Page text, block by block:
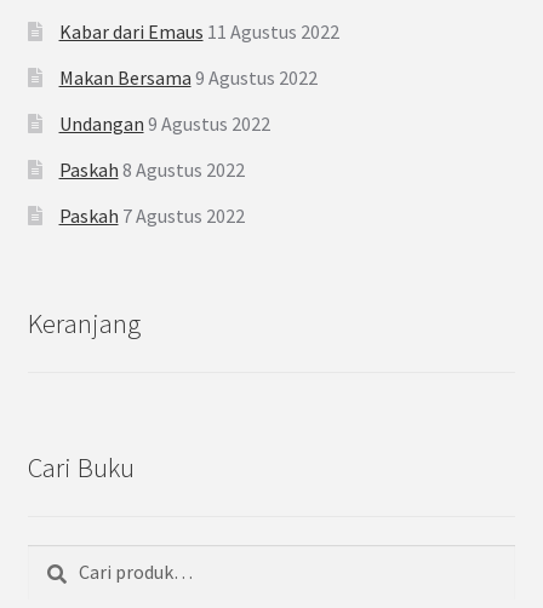
Kabar dari Emaus 11 Agustus 2022
Makan Bersama 9 Agustus 2022
Undangan 9 Agustus 2022
Paskah 8 Agustus 2022
Paskah 7 Agustus 2022
Keranjang
Cari Buku
untuk: